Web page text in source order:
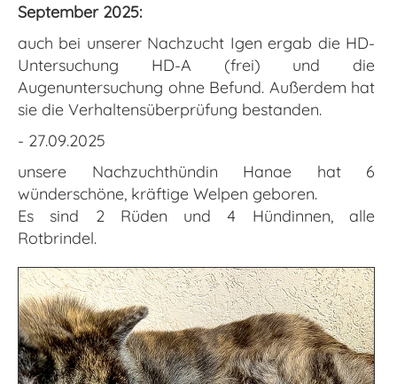
September 2025:
auch bei unserer Nachzucht Igen ergab die HD-
Untersuchung HD-A (frei) und die
Augenuntersuchung ohne Befund. Außerdem hat
sie die Verhaltensüberprüfung bestanden.
- 27.09.2025
unsere Nachzuchthündin Hanae hat 6
wünderschöne, kräftige Welpen geboren.
Es sind 2 Rüden und 4 Hündinnen, alle
Rotbrindel.